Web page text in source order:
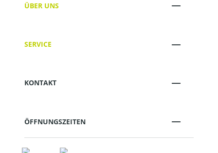
ÜBER UNS
SERVICE
KONTAKT
ÖFFNUNGSZEITEN